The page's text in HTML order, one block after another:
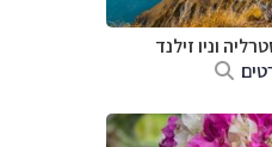
וניו זילנד